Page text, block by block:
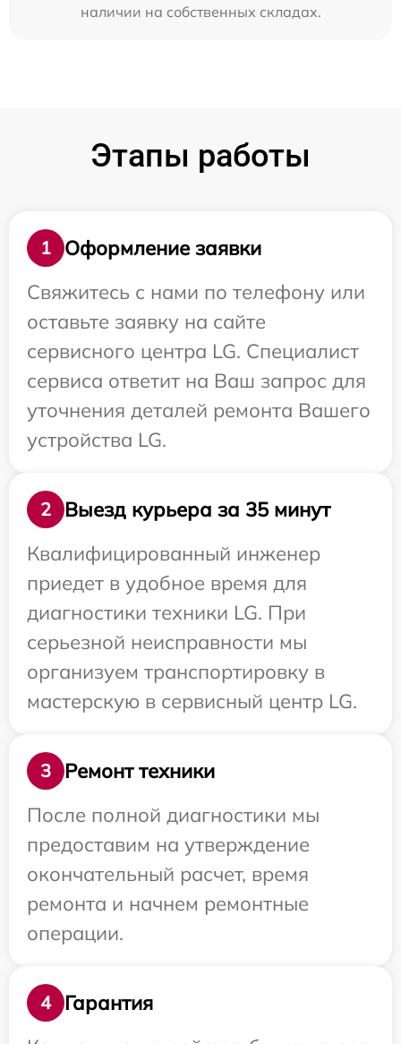
наличии на собственных складах.
Этапы работы
1
Оформление заявки
Свяжитесь с нами по телефону или
оставьте заявку на сайте
сервисного центра LG. Специалист
сервиса ответит на Ваш запрос для
уточнения деталей ремонта Вашего
устройства LG.
2
Выезд курьера за 35 минут
Квалифицированный инженер
приедет в удобное время для
диагностики техники LG. При
серьезной неисправности мы
организуем транспортировку в
мастерскую в сервисный центр LG.
3
Ремонт техники
После полной диагностики мы
предоставим на утверждение
окончательный расчет, время
ремонта и начнем ремонтные
операции.
4
Гарантия